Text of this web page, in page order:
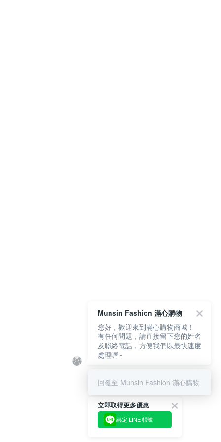
立即取得更多優惠
綁定 LINE 帳號
Munsin Fashion 滿心購物
您好，歡迎來到滿心購物商城！
有任何問題，請直接留下您的姓名
及聯絡電話，方便我們以最快速度
處理喔~
回覆至 Munsin Fashion 滿心購物